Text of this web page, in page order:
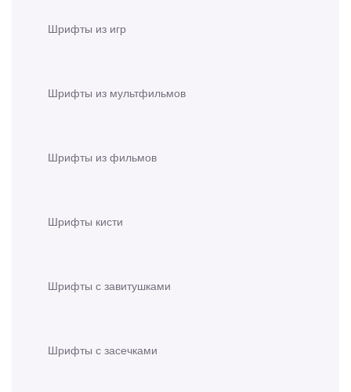
Шрифты из игр
Шрифты из мультфильмов
Шрифты из фильмов
Шрифты кисти
Шрифты с завитушками
Шрифты с засечками